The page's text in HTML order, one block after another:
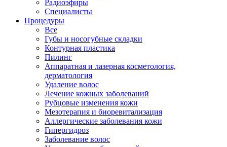
Радиоэфиры
Специалисты
Процедуры
Все
Губы и носогубные складки
Контурная пластика
Пилинг
Аппаратная и лазерная косметология,
дерматология
Удаление волос
Лечение кожных заболеваний
Рубцовые изменения кожи
Мезотерапия и биоревитализация
Аллергические заболевания кожи
Гипергидроз
Заболевание волос